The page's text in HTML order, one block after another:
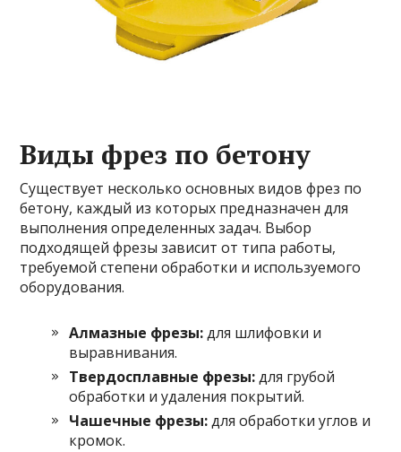
Виды фрез по бетону
Существует несколько основных видов фрез по
бетону, каждый из которых предназначен для
выполнения определенных задач. Выбор
подходящей фрезы зависит от типа работы,
требуемой степени обработки и используемого
оборудования.
Алмазные фрезы:для шлифовки и
выравнивания.
Твердосплавные фрезы:для грубой
обработки и удаления покрытий.
Чашечные фрезы:для обработки углов и
кромок.